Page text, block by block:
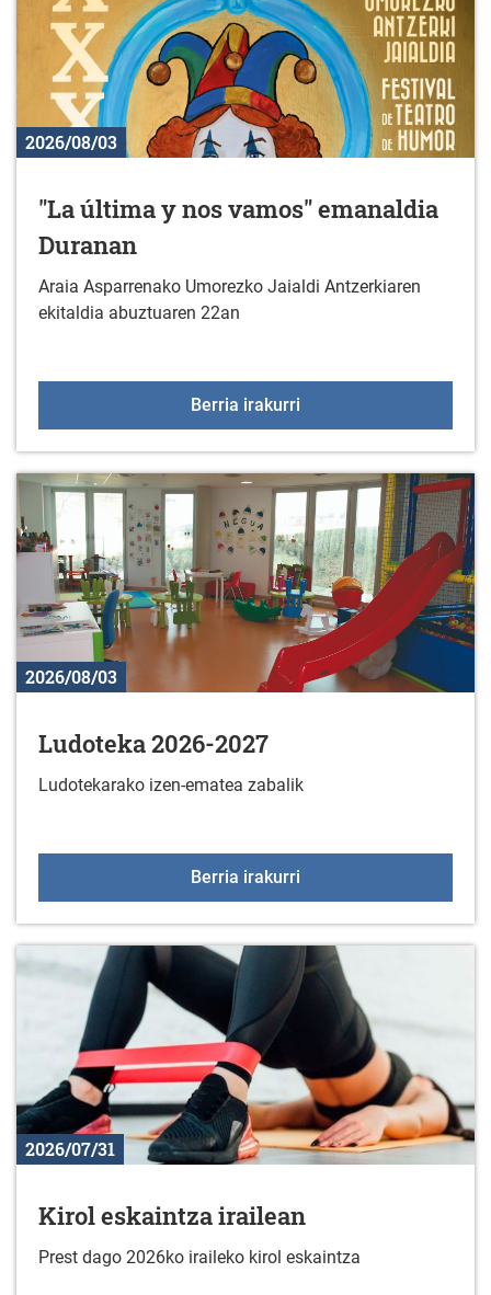
2026/08/03
"La última y nos vamos" emanaldia
Duranan
Araia Asparrenako Umorezko Jaialdi Antzerkiaren
ekitaldia abuztuaren 22an
Berria irakurri
2026/08/03
Ludoteka 2026-2027
Ludotekarako izen-ematea zabalik
Berria irakurri
2026/07/31
Kirol eskaintza irailean
Prest dago 2026ko iraileko kirol eskaintza